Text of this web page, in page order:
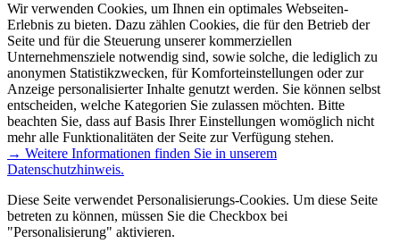
Wir verwenden Cookies, um Ihnen ein optimales Webseiten-
Erlebnis zu bieten. Dazu zählen Cookies, die für den Betrieb der
Seite und für die Steuerung unserer kommerziellen
Unternehmensziele notwendig sind, sowie solche, die lediglich zu
anonymen Statistikzwecken, für Komforteinstellungen oder zur
Anzeige personalisierter Inhalte genutzt werden. Sie können selbst
entscheiden, welche Kategorien Sie zulassen möchten. Bitte
beachten Sie, dass auf Basis Ihrer Einstellungen womöglich nicht
mehr alle Funktionalitäten der Seite zur Verfügung stehen.
→ Weitere Informationen finden Sie in unserem
Datenschutzhinweis.
Diese Seite verwendet Personalisierungs-Cookies. Um diese Seite
betreten zu können, müssen Sie die Checkbox bei
"Personalisierung" aktivieren.